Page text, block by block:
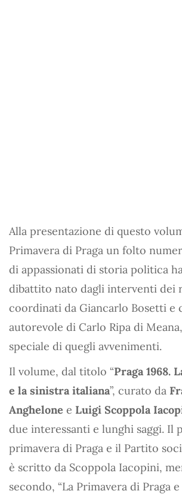
Alla presentazione di questo
Primavera di Praga un folto
di appassionati di storia politica
dibattito nato dagli interventi dei
coordinati da Giancarlo Bosetti e
autorevole di Carlo Ripa di
speciale di quegli avvenimenti.
Il volume, dal titolo “Praga 1968.
e la sinistra italiana”, curato da
Anghelone e Luigi Scoppola
due interessanti e lunghi saggi. Il
primavera di Praga e il Partito
è scritto da Scoppola Iacopini,
secondo, “La Primavera di Praga